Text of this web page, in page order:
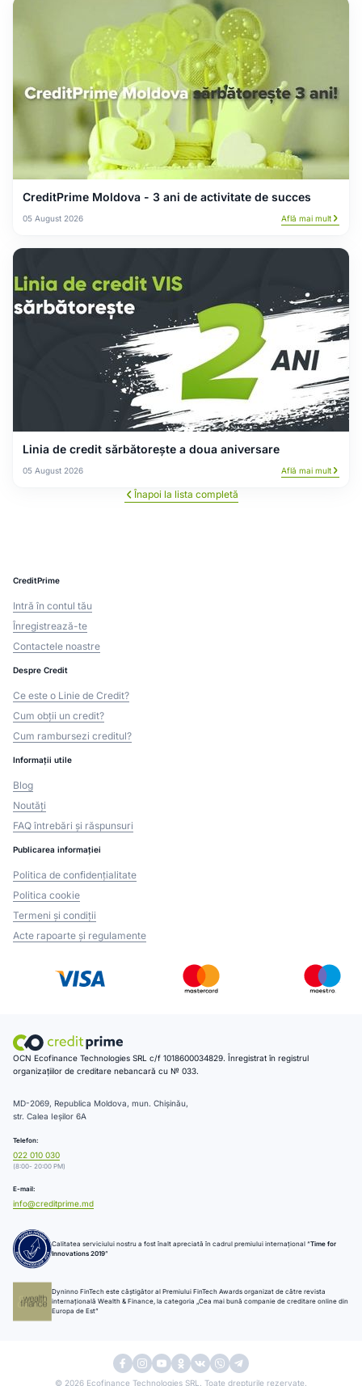
CreditPrime Moldova - 3 ani de activitate de succes
05 August 2026 Află mai mult
Linia de credit sărbătorește a doua aniversare
05 August 2026 Află mai mult
Înapoi la lista completă
CreditPrime
Intră în contul tău
Înregistrează-te
Contactele noastre
Despre Credit
Ce este o Linie de Credit?
Cum obții un credit?
Cum rambursezi creditul?
Informații utile
Blog
Noutăți
FAQ întrebări și răspunsuri
Publicarea informației
Politica de confidențialitate
Politica cookie
Termeni și condiții
Acte rapoarte și regulamente
OCN Ecofinance Technologies SRL c/f 1018600034829. Înregistrat în registrul
organizațiilor de creditare nebancară cu № 033.
MD-2069, Republica Moldova, mun. Chișinău,
str. Calea Ieșilor 6A
Telefon:
022 010 030
(8:00- 20:00 PM)
E-mail:
info@creditprime.md
Calitatea serviciului nostru a fost înalt apreciată în cadrul premiului internațional “Time for
Innovations 2019”
Dyninno FinTech este câștigător al Premiului FinTech Awards organizat de către revista
internațională Wealth & Finance, la categoria „Cea mai bună companie de creditare online din
Europa de Est”
© 2026 Ecofinance Technologies SRL. Toate drepturile rezervate.